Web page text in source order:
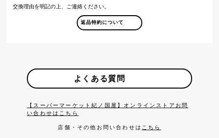
交換理由を明記の上、ご連絡ください。
返品特約について
よくある質問
【スーパーマーケット紀ノ国屋】オンラインストアお問
い合わせはこちら
店舗・その他お問い合わせは こちら